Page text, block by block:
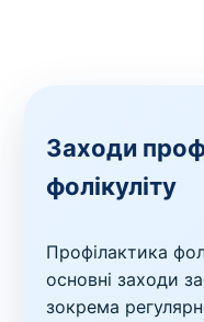
Заходи
фолікуліту
Профілактика
основні заходи
зокрема